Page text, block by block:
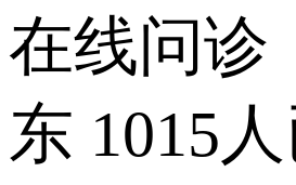
在线问诊
东 1015